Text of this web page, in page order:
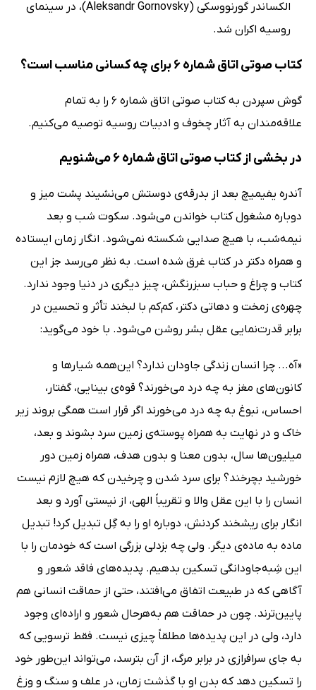
الکساندر گورنووسکی (Aleksandr Gornovsky)، در سینمای
روسیه اکران شد.
کتاب صوتی اتاق شماره 6 برای چه کسانی مناسب است؟
گوش سپردن به کتاب صوتی اتاق شماره 6 را به تمام
علاقه‌مندان به آثار چخوف و ادبیات روسیه توصیه می‌کنیم.
در بخشی از کتاب صوتی اتاق شماره 6 می‌شنویم
آندره یفیمیچ بعد از بدرقه‌ی دوستش می‌نشیند پشت میز و
دوباره مشغول کتاب خواندن می‌شود. سکوت شب و بعد
نیمه‌شب، با هیچ صدایی شکسته نمی‌شود. انگار زمان ایستاده
و همراه دکتر در کتاب غرق شده است. به نظر می‌رسد جز این
کتاب و چراغ و حباب سبزرنگش، چیز دیگری در دنیا وجود ندارد.
چهره‌ی زمخت و دهاتی دکتر، کم‌کم با لبخند تأثر و تحسین در
برابر قدرت‌نمایی عقل بشر روشن می‌شود. با خود می‌گوید:
«آه... چرا انسان زندگی جاودان ندارد؟ این‌همه شیارها و
کانون‌های مغز به چه درد می‌خورند؟ قوه‌ی بینایی، گفتار،
احساس، نبوغ به چه درد می‌خورند اگر قرار است همگی بروند زیر
خاک و در نهایت به همراه پوسته‌ی زمین سرد بشوند و بعد،
میلیون‌ها سال، بدون معنا و بدون هدف، همراه زمین دور
خورشید بچرخند؟ برای سرد شدن و چرخیدن که هیچ لازم نیست
انسان را با این عقل والا و تقریباً الهی، از نیستی آورد و بعد
انگار برای ریشخند کردنش، دوباره او را به گِل تبدیل کرد! تبدیل
ماده به ماده‌ی دیگر. ولی چه بزدلی بزرگی است که خودمان را با
این شِبه‌جاودانگی تسکین بدهیم. پدیده‌های فاقد شعور و
آگاهی که در طبیعت اتفاق می‌افتند، حتی از حماقت انسانی هم
پایین‌ترند. چون در حماقت هم به‌هرحال شعور و اراده‌ای وجود
دارد، ولی در این پدیده‌ها مطلقاً چیزی نیست. فقط ترسویی که
به جای سرافرازی در برابر مرگ، از آن بترسد، می‌تواند این‌طور خود
را تسکین دهد که بدن او با گذشت زمان، در علف و سنگ و وزغ